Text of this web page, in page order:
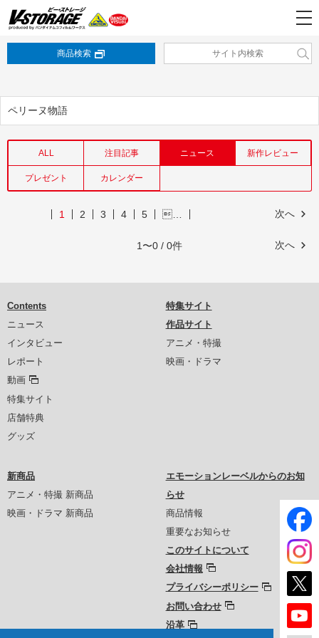
商品検索
ペリーヌ物語
ALL 注目記事 ニュース 新作レビュー
プレゼント カレンダー
次へ
1 2 3 4 5 …
次へ
1〜0 / 0件
Contents
ニュース
インタビュー
レポート
動画
特集サイト
店舗特典
グッズ
特集サイト
作品サイト
アニメ・特撮
映画・ドラマ
新商品
アニメ・特撮 新商品
映画・ドラマ 新商品
エモーションレーベルからのお知
らせ
商品情報
重要なお知らせ
このサイトについて
会社情報
プライバシーポリシー
お問い合わせ
沿革